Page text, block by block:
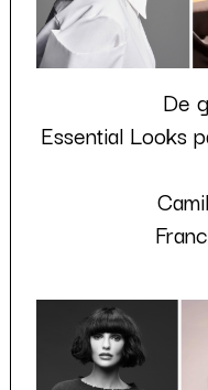
De
Essential Looks